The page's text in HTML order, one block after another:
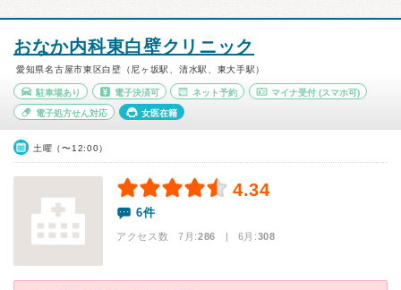
おなか内科東白壁クリニック
愛知県名古屋市東区白壁（尼ヶ坂駅、清水駅、東大手駅）
駐車場あり 電子決済可 ネット予約 マイナ受付 (スマホ可)
電子処方せん対応 女医在籍
土曜（〜12:00）
4.34
6件
アクセス数 7月:286 | 6月:308